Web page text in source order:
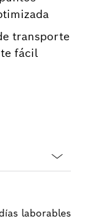
transporte
fácil
laborables